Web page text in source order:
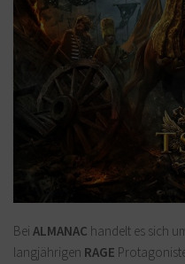
Bei ALMANAC handelt es sich
langjährigen RAGE